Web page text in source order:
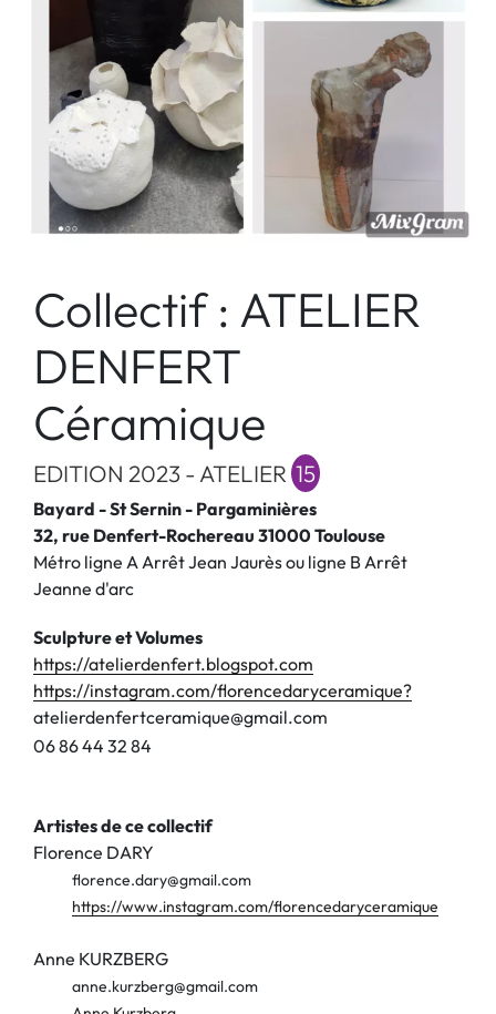
Collectif : ATELIER
DENFERT
Céramique
EDITION 2023 - ATELIER 15
Bayard - St Sernin - Pargaminières
32, rue Denfert-Rochereau 31000 Toulouse
Métro ligne A Arrêt Jean Jaurès ou ligne B Arrêt
Jeanne d'arc
Sculpture et Volumes
https://atelierdenfert.blogspot.com
https://instagram.com/florencedaryceramique?
atelierdenfertceramique@gmail.com
068644 32 84
Artistes de ce collectif
Florence DARY
florence.dary@gmail.com
https://www.instagram.com/florencedaryceramique
Anne KURZBERG
anne.kurzberg@gmail.com